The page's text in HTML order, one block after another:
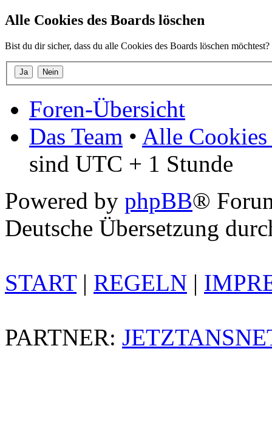
Alle Cookies des Boards löschen
Bist du dir sicher, dass du alle Cookies des Boards löschen möchtest?
Foren-Übersicht
Das Team • Alle Cookies
sind UTC + 1 Stunde
Powered by phpBB®
Deutsche Übersetzung
START| REGELN |
PARTNER: